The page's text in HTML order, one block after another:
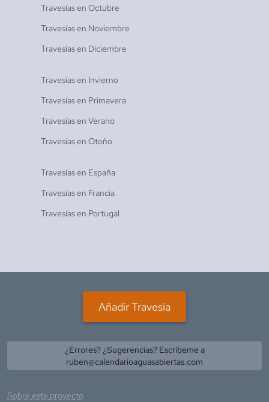
Travesías en Octubre
Travesías en Noviembre
Travesías en Diciembre
Travesías en Invierno
Travesías en Primavera
Travesías en Verano
Travesías en Otoño
Travesías en España
Travesías en Francia
Travesías en Portugal
Añadir Travesía
¿Errores? ¿Sugerencias? Escríbeme a
ruben@calendarioaguasabiertas.com
Sobre este proyecto